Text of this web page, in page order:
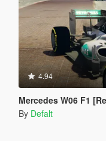
4.94
Mercedes W06 F1
By Defalt